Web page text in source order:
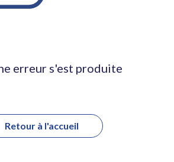
erreur s'est produite
Retour à l'accueil